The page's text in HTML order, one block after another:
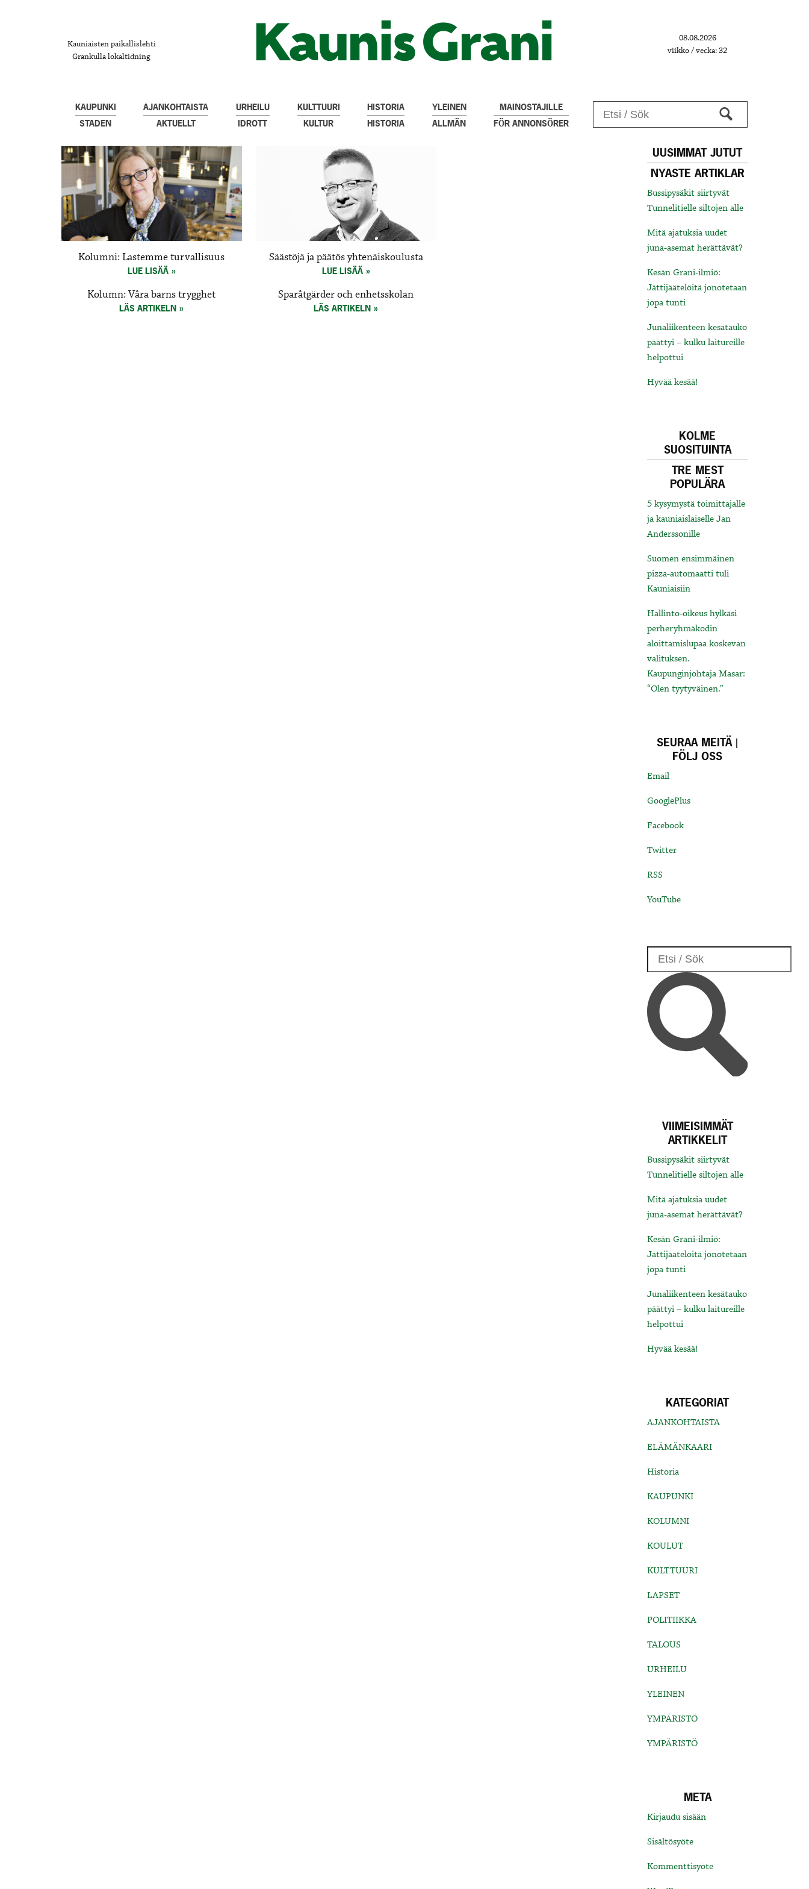
Kauniaisten paikallislehti
Grankulla lokaltidning
08.08.2026
viikko / vecka: 32
KAUPUNKI
STADEN
AJANKOHTAISTA
AKTUELLT
URHEILU
IDROTT
KULTTUURI
KULTUR
HISTORIA
HISTORIA
YLEINEN
ALLMÄN
MAINOSTAJILLE
FÖR ANNONSÖRER
Kolumni: Lastemme turvallisuus
LUE LISÄÄ
Kolumn: Våra barns trygghet
LÄS ARTIKELN
Säästöjä ja päätös yhtenäiskoulusta
LUE LISÄÄ
Sparåtgärder och enhetsskolan
LÄS ARTIKELN
UUSIMMAT JUTUT
NYASTE ARTIKLAR
Bussipysäkit siirtyvät
Tunnelitielle siltojen alle
Mitä ajatuksia uudet
juna-asemat herättävät?
Kesän Grani-ilmiö:
Jättijäätelöitä jonotetaan
jopa tunti
Junaliikenteen kesätauko
päättyi – kulku laitureille
helpottui
Hyvää kesää!
KOLME
SUOSITUINTA
TRE MEST
POPULÄRA
5 kysymystä toimittajalle
ja kauniaislaiselle Jan
Anderssonille
Suomen ensimmäinen
pizza-automaatti tuli
Kauniaisiin
Hallinto-oikeus hylkäsi
perheryhmäkodin
aloittamislupaa koskevan
valituksen.
Kaupunginjohtaja Masar:
“Olen tyytyväinen.”
SEURAA MEITÄ |
FÖLJ OSS
Email
GooglePlus
Facebook
Twitter
RSS
YouTube
VIIMEISIMMÄT
ARTIKKELIT
Bussipysäkit siirtyvät
Tunnelitielle siltojen alle
Mitä ajatuksia uudet
juna-asemat herättävät?
Kesän Grani-ilmiö:
Jättijäätelöitä jonotetaan
jopa tunti
Junaliikenteen kesätauko
päättyi – kulku laitureille
helpottui
Hyvää kesää!
KATEGORIAT
AJANKOHTAISTA
ELÄMÄNKAARI
Historia
KAUPUNKI
KOLUMNI
KOULUT
KULTTUURI
LAPSET
POLITIIKKA
TALOUS
URHEILU
YLEINEN
YMPÄRISTÖ
YMPÄRISTÖ
META
Kirjaudu sisään
Sisältösyöte
Kommenttisyöte